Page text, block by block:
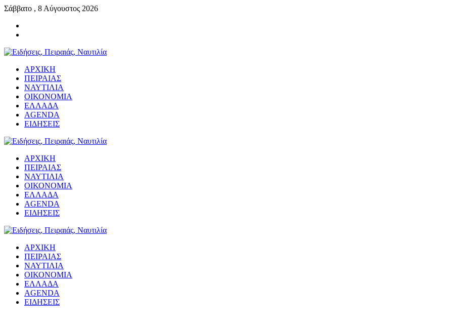
Σάββατο , 8 Αύγουστος 2026
ΑΡΧΙΚΗ
ΠΕΙΡΑΙΑΣ
ΝΑΥΤΙΛΙΑ
ΟΙΚΟΝΟΜΙΑ
ΕΛΛΑΔΑ
AGENDA
ΕΙΔΗΣΕΙΣ
ΑΡΧΙΚΗ
ΠΕΙΡΑΙΑΣ
ΝΑΥΤΙΛΙΑ
ΟΙΚΟΝΟΜΙΑ
ΕΛΛΑΔΑ
AGENDA
ΕΙΔΗΣΕΙΣ
ΑΡΧΙΚΗ
ΠΕΙΡΑΙΑΣ
ΝΑΥΤΙΛΙΑ
ΟΙΚΟΝΟΜΙΑ
ΕΛΛΑΔΑ
AGENDA
ΕΙΔΗΣΕΙΣ